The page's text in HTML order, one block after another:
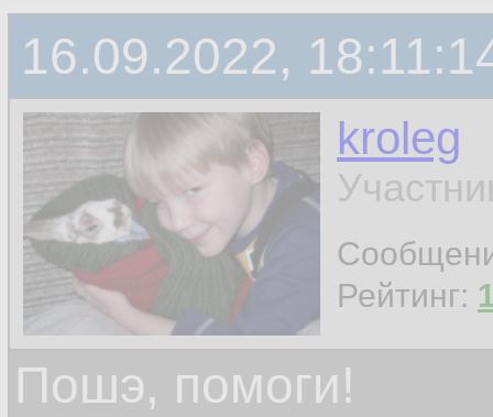
16.09.2022,
kroleg
Рейтинг:
Пошэ, помоги!